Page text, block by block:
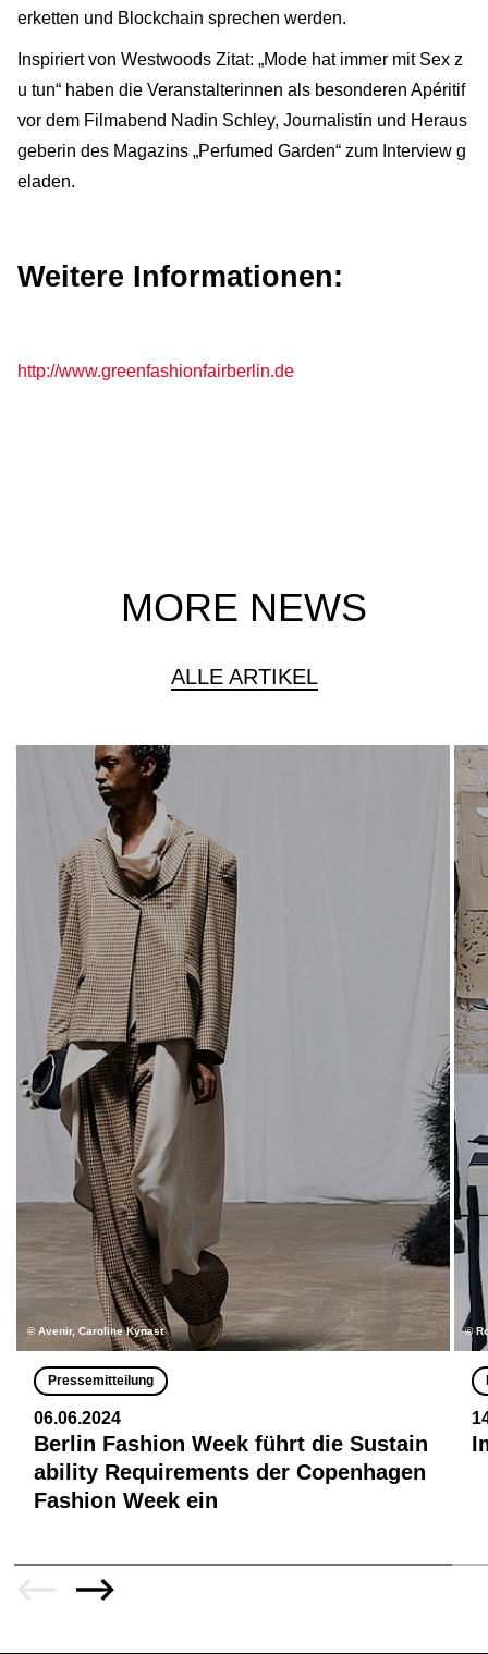
erketten und Blockchain sprechen werden.
Inspiriert von Westwoods Zitat: „Mode hat immer mit Sex z
u tun“ haben die Veranstalterinnen als besonderen Apéritif
vor dem Filmabend Nadin Schley, Journalistin und Heraus
geberin des Magazins „Perfumed Garden“ zum Interview g
eladen.
Weitere Informationen:
http://www.greenfashionfairberlin.de
MORE NEWS
ALLE ARTIKEL
© Avenir, Caroline Kynast
Pressemitteilung
06.06.2024
Berlin Fashion Week führt die Sustain
ability Requirements der Copenhagen
Fashion Week ein
©